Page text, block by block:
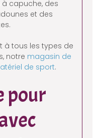
capuche, des
et des
à tous les types de
notre magasin de
de sport.
pour